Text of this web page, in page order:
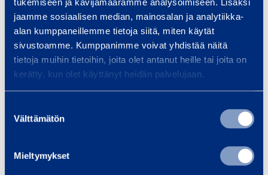
jaamme sosiaalisen median, mainosalan ja analytiikka-
alan kumppaneillemme tietoja siitä, miten käytät
sivustoamme. Kumppanimme voivat yhdistää näitä
tietoja muihin tietoihin, joita olet antanut heille tai joita on
kerätty, kun olet käyttänyt heidän palvelujaan.
valinta
Välttämätön
Mieltymykset
Samankaltaisia tuotteita
A
d
s